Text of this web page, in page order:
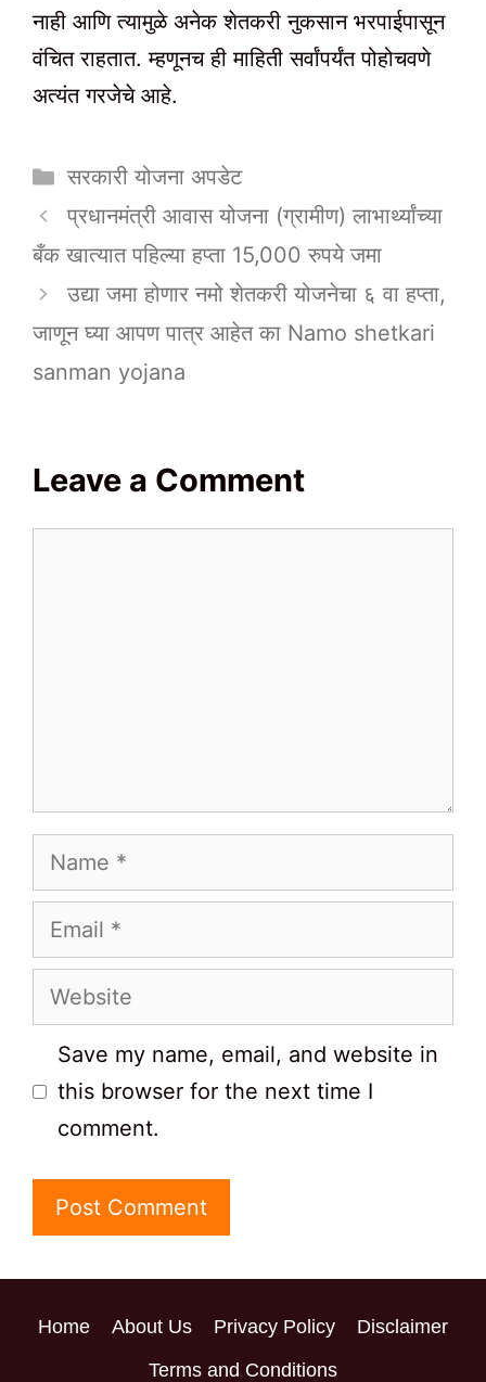
नाही आणि त्यामुळे अनेक शेतकरी नुकसान भरपाईपासून
वंचित राहतात. म्हणूनच ही माहिती सर्वांपर्यंत पोहोचवणे
अत्यंत गरजेचे आहे.
Categories
सरकारी योजना अपडेट
प्रधानमंत्री आवास योजना (ग्रामीण) लाभार्थ्यांच्या
बँक खात्यात पहिल्या हप्ता 15,000 रुपये जमा
उद्या जमा होणार नमो शेतकरी योजनेचा ६ वा हप्ता,
जाणून घ्या आपण पात्र आहेत का Namo shetkari
sanman yojana
Leave a Comment
Name
Email
Website
Save my name, email, and website in
this browser for the next time I
comment.
Home About Us Privacy Policy
Disclaimer
Terms and Conditions